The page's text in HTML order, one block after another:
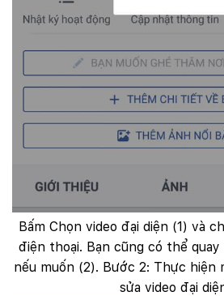
Bấm Chọn video đại diện (1) và
điện thoại. Bạn cũng có thể quay
nếu muốn (2). Bước 2: Thực
sửa video đại